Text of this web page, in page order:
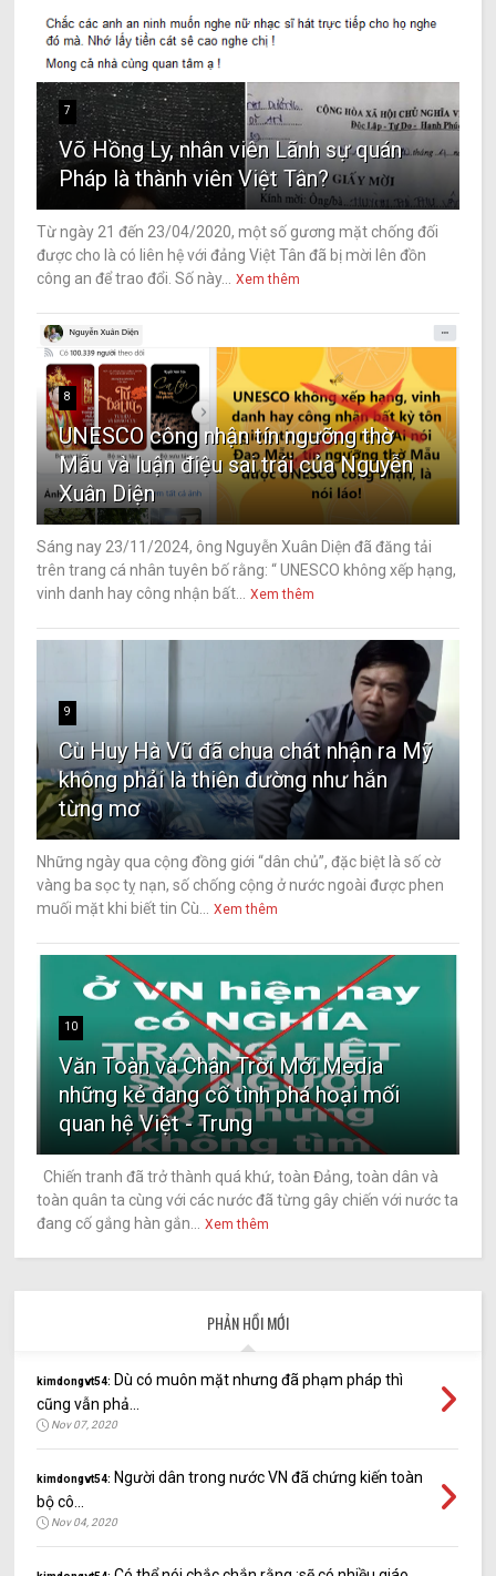
7
Võ Hồng Ly, nhân viên Lãnh sự quán
Pháp là thành viên Việt Tân?
Từ ngày 21 đến 23/04/2020, một số gương mặt chống đối
được cho là có liên hệ với đảng Việt Tân đã bị mời lên đồn
công an để trao đổi. Số này... Xem thêm
8
UNESCO công nhận tín ngưỡng thờ
Mẫu và luận điệu sai trái của Nguyễn
Xuân Diện
Sáng nay 23/11/2024, ông Nguyễn Xuân Diện đã đăng tải
trên trang cá nhân tuyên bố rằng: “ UNESCO không xếp hạng,
vinh danh hay công nhận bất... Xem thêm
9
Cù Huy Hà Vũ đã chua chát nhận ra Mỹ
không phải là thiên đường như hắn
từng mơ
Những ngày qua cộng đồng giới “dân chủ”, đặc biệt là số cờ
vàng ba sọc tỵ nạn, số chống cộng ở nước ngoài được phen
muối mặt khi biết tin Cù... Xem thêm
10
Văn Toàn và Chân Trời Mới Media
những kẻ đang cố tình phá hoại mối
quan hệ Việt - Trung
Chiến tranh đã trở thành quá khứ, toàn Đảng, toàn dân và
toàn quân ta cùng với các nước đã từng gây chiến với nước ta
đang cố gắng hàn gắn... Xem thêm
PHẢN HỒI MỚI
kimdongvt54: Dù có muôn mặt nhưng đã phạm pháp thì
cũng vẫn phả...
Nov 07, 2020
kimdongvt54: Người dân trong nước VN đã chứng kiến toàn
bộ cô...
Nov 04, 2020